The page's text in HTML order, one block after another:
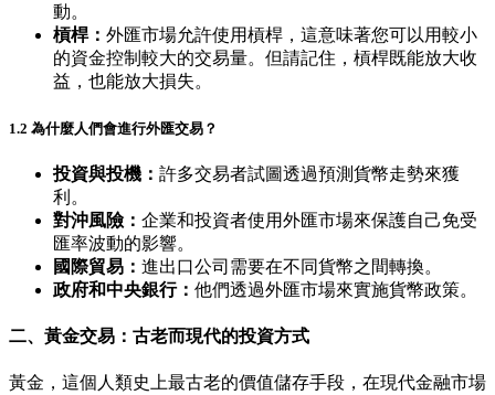
動。
槓桿： 外匯市場允許使用槓桿，這意味著您可以用較小
的資金控制較大的交易量。但請記住，槓桿既能放大收
益，也能放大損失。
1.2 為什麼人們會進行外匯交易？
投資與投機： 許多交易者試圖透過預測貨幣走勢來獲
利。
對沖風險： 企業和投資者使用外匯市場來保護自己免受
匯率波動的影響。
國際貿易： 進出口公司需要在不同貨幣之間轉換。
政府和中央銀行： 他們透過外匯市場來實施貨幣政策。
二、黃金交易：古老而現代的投資方式
黃金，這個人類史上最古老的價值儲存手段，在現代金融市場